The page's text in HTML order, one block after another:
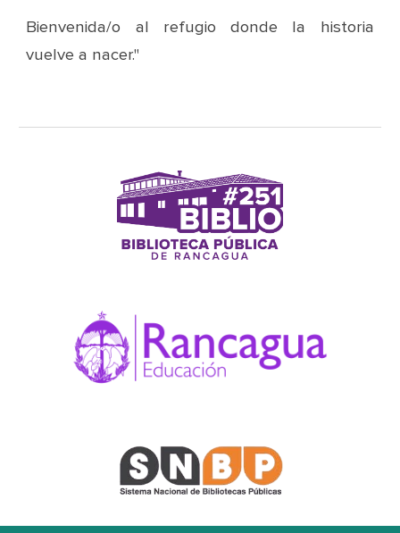
Bienvenida/o al refugio donde la historia
vuelve a nacer."